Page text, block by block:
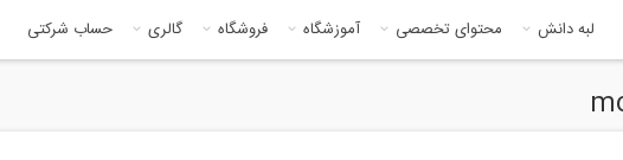
لبه دانش محتوای تخصصی آموزشگاه فروشگاه گالری حساب شرکتی